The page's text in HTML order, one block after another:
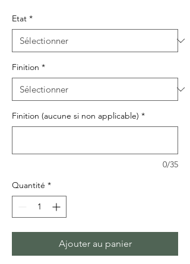
Etat *
Finition *
Finition (aucune si non applicable) *
0/35
Quantité *
Ajouter au panier